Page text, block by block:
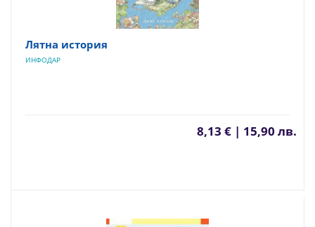
Лятна история
ИНФОДАР
8,13 € | 15,90 лв.